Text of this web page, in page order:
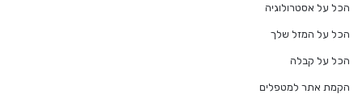
הכל על אסטרולוגיה
הכל על המזל שלך
הכל על קבלה
הקמת אתר למטפלים